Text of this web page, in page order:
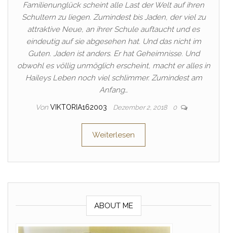
Familienunglück scheint alle Last der Welt auf ihren
Schultern zu liegen. Zumindest bis Jaden, der viel zu
attraktive Neue, an ihrer Schule auftaucht und es
eindeutig auf sie abgesehen hat. Und das nicht im
Guten. Jaden ist anders. Er hat Geheimnisse. Und
obwohl es völlig unmöglich erscheint, macht er alles in
Haileys Leben noch viel schlimmer. Zumindest am
Anfang…
Von VIKTORIA162003 Dezember 2, 2018 0
Weiterlesen
ABOUT ME